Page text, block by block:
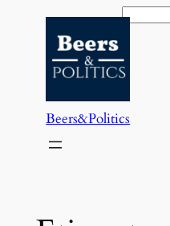
contenido
Buscar
Beers&Politics